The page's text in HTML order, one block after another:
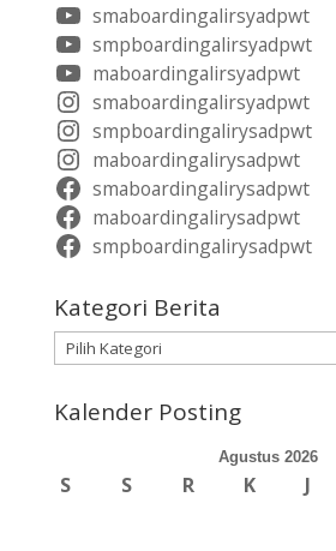
smaboardingalirsyadpwt
smpboardingalirsyadpwt
maboardingalirsyadpwt
smaboardingalirsyadpwt
smpboardingalirysadpwt
maboardingalirysadpwt
smaboardingalirysadpwt
maboardingalirysadpwt
smpboardingalirysadpwt
Kategori Berita
Kategori
Kalender Posting
Agustus 2026
S S R K J